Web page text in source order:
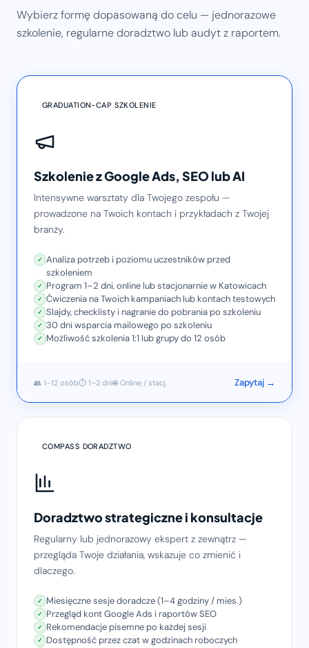
Wybierz formę dopasowaną do celu — jednorazowe
szkolenie, regularne doradztwo lub audyt z raportem.
GRADUATION-CAP SZKOLENIE
Szkolenie z Google Ads, SEO lub AI
Intensywne warsztaty dla Twojego zespołu —
prowadzone na Twoich kontach i przykładach z Twojej
branży.
Analiza potrzeb i poziomu uczestników przed
szkoleniem
Program 1–2 dni, online lub stacjonarnie w Katowicach
Ćwiczenia na Twoich kampaniach lub kontach testowych
Slajdy, checklisty i nagranie do pobrania po szkoleniu
30 dni wsparcia mailowego po szkoleniu
Możliwość szkolenia 1:1 lub grupy do 12 osób
👥 1–12 osób⏱ 1–2 dni🌐 Online / stacj. Zapytaj →
COMPASS DORADZTWO
Doradztwo strategiczne i konsultacje
Regularny lub jednorazowy ekspert z zewnątrz —
przegląda Twoje działania, wskazuje co zmienić i
dlaczego.
Miesięczne sesje doradcze (1–4 godziny / mies.)
Przegląd kont Google Ads i raportów SEO
Rekomendacje pisemne po każdej sesji
Dostępność przez czat w godzinach roboczych